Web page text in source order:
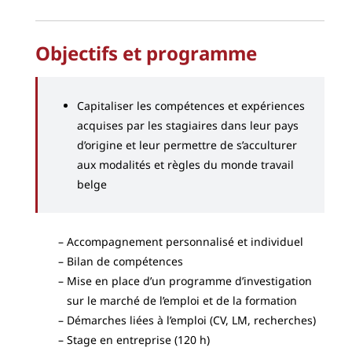
Objectifs et programme
Capitaliser les compétences et expériences
acquises par les stagiaires dans leur pays
d’origine et leur permettre de s’acculturer
aux modalités et règles du monde travail
belge
Accompagnement personnalisé et individuel
Bilan de compétences
Mise en place d’un programme d’investigation
sur le marché de l’emploi et de la formation
Démarches liées à l’emploi (CV, LM, recherches)
Stage en entreprise (120 h)